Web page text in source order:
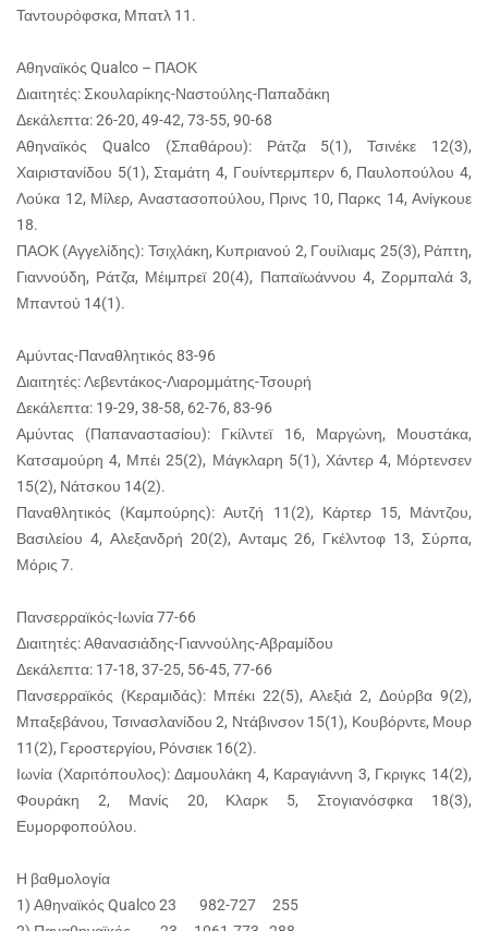
Ταντουρόφσκα, Μπατλ 11.
Αθηναϊκός Qualco – ΠΑΟΚ
Διαιτητές: Σκουλαρίκης-Ναστούλης-Παπαδάκη
Δεκάλεπτα: 26-20, 49-42, 73-55, 90-68
Αθηναϊκός Qualco (Σπαθάρου): Ράτζα 5(1), Τσινέκε 12(3),
Χαιριστανίδου 5(1), Σταμάτη 4, Γουίντερμπερν 6, Παυλοπούλου 4,
Λούκα 12, Μίλερ, Αναστασοπούλου, Πρινς 10, Παρκς 14, Ανίγκουε
18.
ΠΑΟΚ (Αγγελίδης): Τσιχλάκη, Κυπριανού 2, Γουίλιαμς 25(3), Ράπτη,
Γιαννούδη, Ράτζα, Μέιμπρεϊ 20(4), Παπαϊωάννου 4, Ζορμπαλά 3,
Μπαντού 14(1).
Αμύντας-Παναθλητικός 83-96
Διαιτητές: Λεβεντάκος-Λιαρομμάτης-Τσουρή
Δεκάλεπτα: 19-29, 38-58, 62-76, 83-96
Αμύντας (Παπαναστασίου): Γκίλντεϊ 16, Μαργώνη, Μουστάκα,
Κατσαμούρη 4, Μπέι 25(2), Μάγκλαρη 5(1), Χάντερ 4, Μόρτενσεν
15(2), Νάτσκου 14(2).
Παναθλητικός (Καμπούρης): Αυτζή 11(2), Κάρτερ 15, Μάντζου,
Βασιλείου 4, Αλεξανδρή 20(2), Ανταμς 26, Γκέλντοφ 13, Σύρπα,
Μόρις 7.
Πανσερραϊκός-Ιωνία 77-66
Διαιτητές: Αθανασιάδης-Γιαννούλης-Αβραμίδου
Δεκάλεπτα: 17-18, 37-25, 56-45, 77-66
Πανσερραϊκός (Κεραμιδάς): Μπέκι 22(5), Αλεξιά 2, Δούρβα 9(2),
Μπαξεβάνου, Τσινασλανίδου 2, Ντάβινσον 15(1), Κουβόρντε, Μουρ
11(2), Γεροστεργίου, Ρόνσιεκ 16(2).
Ιωνία (Χαριτόπουλος): Δαμουλάκη 4, Καραγιάννη 3, Γκριγκς 14(2),
Φουράκη 2, Μανίς 20, Κλαρκ 5, Στογιανόσφκα 18(3),
Ευμορφοπούλου.
Η βαθμολογία
1) Αθηναϊκός Qualco 23 982-727 255